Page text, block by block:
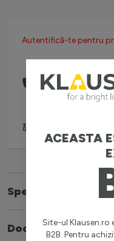
Autentifică-te pentru
Comanda
0738 757 210
(L-V: 08:30-
Specificatii
Documente
ACEASTA
Site-ul Klausen.ro
B2B. Pentru